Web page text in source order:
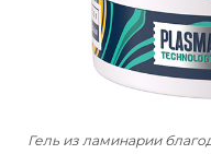
Гель из ламинарии